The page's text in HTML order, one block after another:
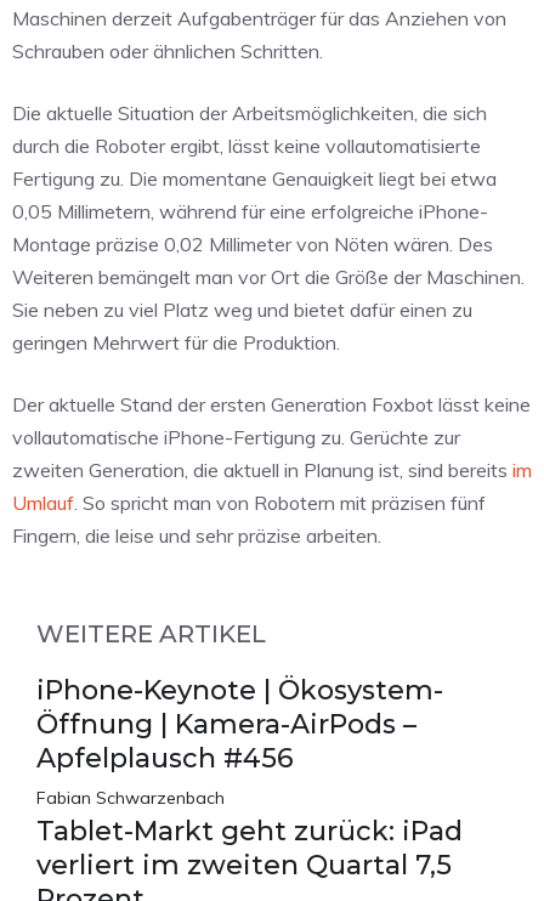
Maschinen derzeit Aufgabenträger für das Anziehen von
Schrauben oder ähnlichen Schritten.
Die aktuelle Situation der Arbeitsmöglichkeiten, die sich
durch die Roboter ergibt, lässt keine vollautomatisierte
Fertigung zu. Die momentane Genauigkeit liegt bei etwa
0,05 Millimetern, während für eine erfolgreiche iPhone-
Montage präzise 0,02 Millimeter von Nöten wären. Des
Weiteren bemängelt man vor Ort die Größe der Maschinen.
Sie neben zu viel Platz weg und bietet dafür einen zu
geringen Mehrwert für die Produktion.
Der aktuelle Stand der ersten Generation Foxbot lässt keine
vollautomatische iPhone-Fertigung zu. Gerüchte zur
zweiten Generation, die aktuell in Planung ist, sind bereits im
Umlauf. So spricht man von Robotern mit präzisen fünf
Fingern, die leise und sehr präzise arbeiten.
WEITERE ARTIKEL
iPhone-Keynote | Ökosystem-
Öffnung | Kamera-AirPods –
Apfelplausch #456
Fabian Schwarzenbach
Tablet-Markt geht zurück: iPad
verliert im zweiten Quartal 7,5